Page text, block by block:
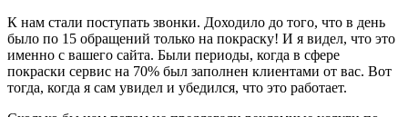
К нам стали поступать звонки. Доходило до того, что в день
было по 15 обращений только на покраску! И я видел, что это
именно с вашего сайта. Были периоды, когда в сфере
покраски сервис на 70% был заполнен клиентами от вас. Вот
тогда, когда я сам увидел и убедился, что это работает.